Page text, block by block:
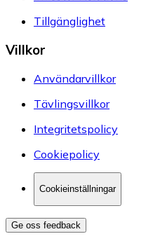
Tillgänglighet
Villkor
Användarvillkor
Tävlingsvillkor
Integritetspolicy
Cookiepolicy
Cookieinställningar
Ge oss feedback